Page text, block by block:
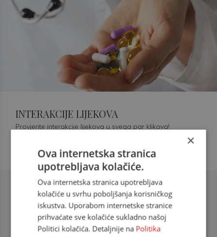
Šećerna bolest tip 2 = kardiovaskularna
doc. dr. sc. Višnja Kokić Maleš,
dr.med., specijalististica
INTERAKCIJE LIJEKOVA
Provjerite interakcije lijekova u svega par klikova!
×
Ova internetska stranica
upotrebljava kolačiće.
Ova internetska stranica upotrebljava
kolačiće u svrhu poboljšanja korisničkog
iskustva. Uporabom internetske stranice
prihvaćate sve kolačiće sukladno našoj
Politici kolačića. Detaljnije na Politika